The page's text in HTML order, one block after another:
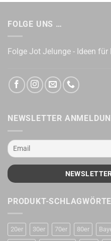
FOLGE UNS …
Folge Jot Jelunge - Ideen
NEWSLETTER
PRODUKT-
20er 30er 70er 80er